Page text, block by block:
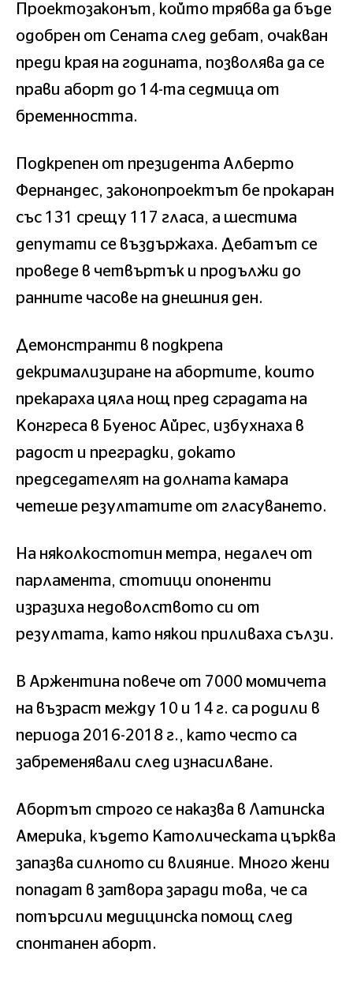
Проектозаконът, който трябва да бъде
одобрен от Сената след дебат, очакван
преди края на годината, позволява да се
прави аборт до 14-та седмица от
бременността.
Подкрепен от президента Алберто
Фернандес, законопроектът бе прокаран
със 131 срещу 117 гласа, а шестима
депутати се въздържаха. Дебатът се
проведе в четвъртък и продължи до
ранните часове на днешния ден.
Демонстранти в подкрепа
декримализиране на абортите, които
прекараха цяла нощ пред сградата на
Конгреса в Буенос Айрес, избухнаха в
радост и преградки, докато
председателят на долната камара
четеше резултатите от гласуването.
На няколкостотин метра, недалеч от
парламента, стотици опоненти
изразиха недоволството си от
резултата, като някои приливаха сълзи.
В Аржентина повече от 7000 момичета
на възраст между 10 и 14 г. са родили в
периода 2016-2018 г., като често са
забременявали след изнасилване.
Абортът строго се наказва в Латинска
Америка, където Католическата църква
запазва силното си влияние. Много жени
попадат в затвора заради това, че са
потърсили медицинска помощ след
спонтанен аборт.